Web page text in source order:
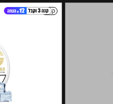
קל